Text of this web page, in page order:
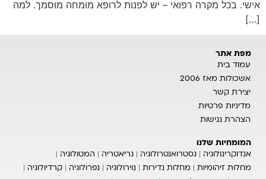
אישי. בכל מקרה רפואי – יש לפנות לרופא מומחה מוסמך. למה
[…]
מפת אתר
עמוד בית
אשכולות מאז 2006
יצירת קשר
מדיניות פרטיות
הצהרת נגישות
המומחיות שלנו
אנדוקרינולוגיה
גסטרואנטרולוגיה גריאטריה
המטולוגיה
מחלות זיהומיות
מחלות נדירות נוירולוגיה נפרולוגיה
קרדיולוגיה